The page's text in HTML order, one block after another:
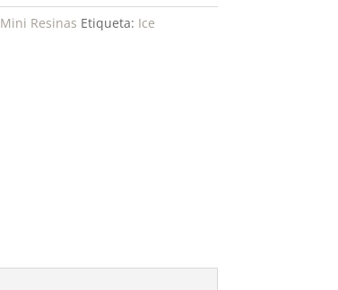
Mini Resinas Etiqueta: Ice